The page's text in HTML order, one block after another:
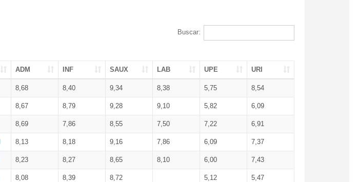
Buscar:
ADM INF SAUX LAB UPE URI
8,68 8,40 9,34 8,38 5,75 8,54
8,67 8,79 9,28 9,10 5,82 6,09
8,69 7,86 8,55 7,50 7,22 6,91
8,13 8,18 9,16 7,86 6,09 7,37
8,23 8,27 8,65 8,10 6,00 7,43
8,08 8,39 8,72 5,12 5,47